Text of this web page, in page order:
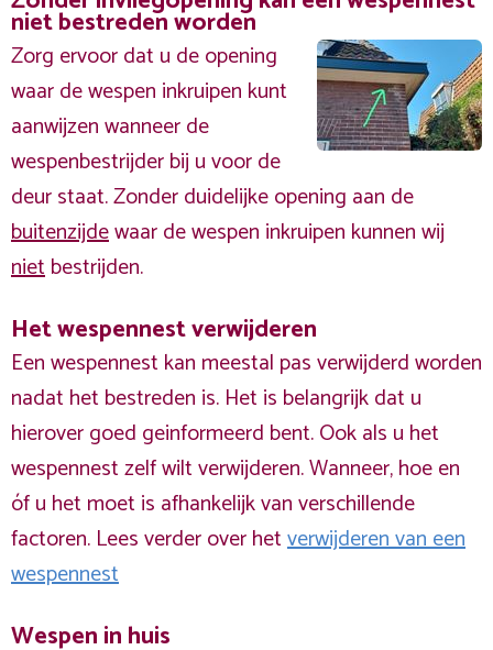
niet bestreden worden
Zorg ervoor dat u de opening
waar de wespen inkruipen kunt
aanwijzen wanneer de
wespenbestrijder bij u voor de
deur staat. Zonder duidelijke opening aan de
buitenzijdewaar de wespen inkruipen kunnen wij
nietbestrijden.
Het wespennest verwijderen
Een wespennest kan meestal pas verwijderd worden
nadat het bestreden is. Het is belangrijk dat u
hierover goed geinformeerd bent. Ook als u het
wespennest zelf wilt verwijderen. Wanneer, hoe en
óf u het moet is afhankelijk van verschillende
factoren. Lees verder over hetverwijderen van een
wespennest
Wespen in huis